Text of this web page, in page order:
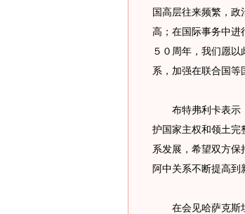
国高层往来频繁，政
高；在国际事务中进
５０周年，我们愿
系，加强在联合国等
布特弗利卡表示，
护国家主权和领土完
系发展，希望双方保
阿中关系不断提高到
在会见哈萨克斯坦